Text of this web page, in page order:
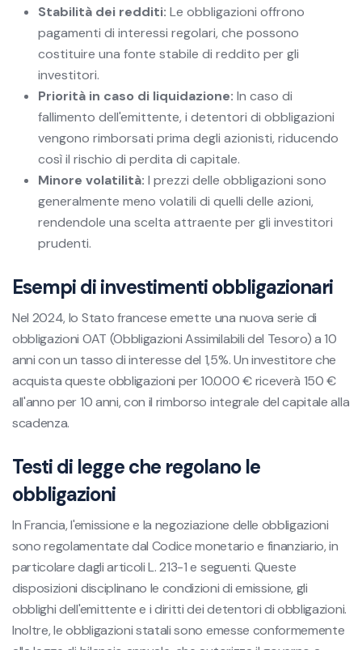
Stabilità dei redditi: Le obbligazioni offrono
pagamenti di interessi regolari, che possono
costituire una fonte stabile di reddito per gli
investitori.
Priorità in caso di liquidazione: In caso di
fallimento dell'emittente, i detentori di obbligazioni
vengono rimborsati prima degli azionisti, riducendo
così il rischio di perdita di capitale.
Minore volatilità: I prezzi delle obbligazioni sono
generalmente meno volatili di quelli delle azioni,
rendendole una scelta attraente per gli investitori
prudenti.
Esempi di investimenti obbligazionari
Nel 2024, lo Stato francese emette una nuova serie di
obbligazioni OAT (Obbligazioni Assimilabili del Tesoro) a 10
anni con un tasso di interesse del 1,5%. Un investitore che
acquista queste obbligazioni per 10.000 € riceverà 150 €
all'anno per 10 anni, con il rimborso integrale del capitale alla
scadenza.
Testi di legge che regolano le
obbligazioni
In Francia, l'emissione e la negoziazione delle obbligazioni
sono regolamentate dal Codice monetario e finanziario, in
particolare dagli articoli L. 213-1 e seguenti. Queste
disposizioni disciplinano le condizioni di emissione, gli
obblighi dell'emittente e i diritti dei detentori di obbligazioni.
Inoltre, le obbligazioni statali sono emesse conformemente